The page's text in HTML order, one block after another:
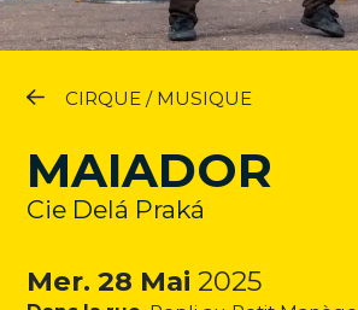
CIRQUE/ MUSIQUE
MAIADOR
Cie Delá Praká
Mer. 28 Mai 2025
Abonnement
Programme
Contact
Newsletter